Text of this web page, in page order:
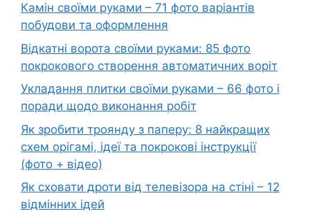
Камін своїми руками – 71 фото варіантів
побудови та оформлення
Відкатні ворота своїми руками: 85 фото
покрокового створення автоматичних воріт
Укладання плитки своїми руками – 66 фото і
поради щодо виконання робіт
Як зробити троянду з паперу: 8 найкращих
схем орігамі, ідеї та покрокові інструкції
(фото + відео)
Як сховати дроти від телевізора на стіні – 12
відмінних ідей